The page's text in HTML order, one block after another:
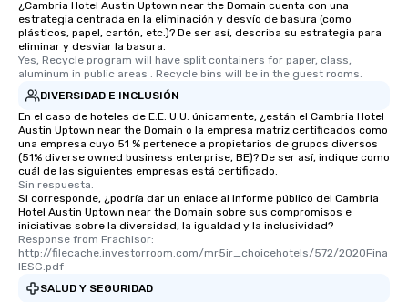
¿Cambria Hotel Austin Uptown near the Domain cuenta con una
estrategia centrada en la eliminación y desvío de basura (como
plásticos, papel, cartón, etc.)? De ser así, describa su estrategia para
eliminar y desviar la basura.
Yes, Recycle program will have split containers for paper, class,
aluminum in public areas . Recycle bins will be in the guest rooms.
DIVERSIDAD E INCLUSIÓN
En el caso de hoteles de E.E. U.U. únicamente, ¿están el Cambria Hotel
Austin Uptown near the Domain o la empresa matriz certificados como
una empresa cuyo 51 % pertenece a propietarios de grupos diversos
(51% diverse owned business enterprise, BE)? De ser así, indique como
cuál de las siguientes empresas está certificado.
Sin respuesta.
Si corresponde, ¿podría dar un enlace al informe público del Cambria
Hotel Austin Uptown near the Domain sobre sus compromisos e
iniciativas sobre la diversidad, la igualdad y la inclusividad?
Response from Frachisor:
http://filecache.investorroom.com/mr5ir_choicehotels/572/2020Fina
lESG.pdf
SALUD Y SEGURIDAD